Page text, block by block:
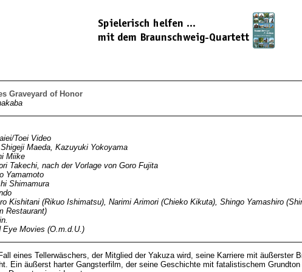
Graveyard of Honor
Toei Video
Maeda, Kazuyuki Yokoyama
Miike
Takechi, nach der Vorlage von Goro Fujita
Yamamoto
Shimamura
Kishitani (Rikuo Ishimatsu), Narimi Arimori (Chieko Kikuta), Shingo Yamashiro
Restaurant)
Eye Movies (O.m.d.U.)
eines Tellerwäschers, der Mitglied der Yakuza wird, seine Karriere mit äußerster
Ein äußerst harter Gangsterfilm, der seine Geschichte mit fatalistischem